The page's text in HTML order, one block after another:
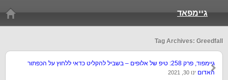
גיימפאד
Tag Archives: Greedfall
גיימפוד, פרק 258: טיפ של אלופים – בשביל להקליט כדאי ללחוץ על הכפתור
האדום ינו 30, 2021